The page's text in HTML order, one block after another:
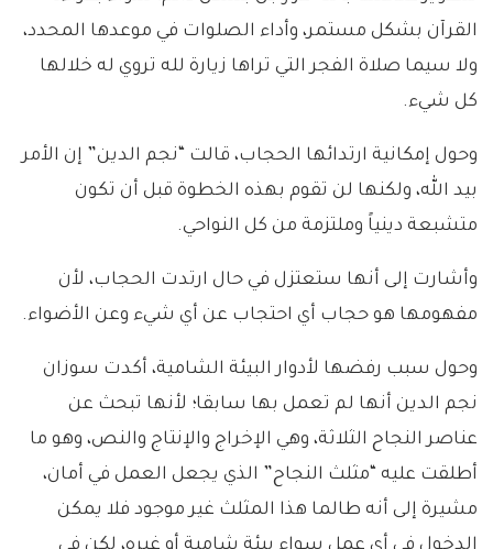
القرآن بشكل مستمر، وأداء الصلوات في موعدها المحدد،
ولا سيما صلاة الفجر التي تراها زيارة لله تروي له خلالها
كل شيء.
وحول إمكانية ارتدائها الحجاب، قالت “نجم الدين” إن الأمر
بيد الله، ولكنها لن تقوم بهذه الخطوة قبل أن تكون
متشبعة دينياً وملتزمة من كل النواحي.
وأشارت إلى أنها ستعتزل في حال ارتدت الحجاب، لأن
مفهومها هو حجاب أي احتجاب عن أي شيء وعن الأضواء.
وحول سبب رفضها لأدوار البيئة الشامية، أكدت سوزان
نجم الدين أنها لم تعمل بها سابقا؛ لأنها تبحث عن
عناصر النجاح الثلاثة، وهي الإخراج والإنتاج والنص، وهو ما
أطلقت عليه “مثلث النجاح” الذي يجعل العمل في أمان،
مشيرة إلى أنه طالما هذا المثلث غير موجود فلا يمكن